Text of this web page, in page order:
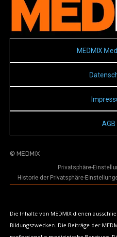
MEDMIX
AGB
© MEDMIX
Privatsphäre-
Historie der Privatsphäre-
Die Inhalte von MEDMIX dienen
Bildungszwecken. Die Beiträge der